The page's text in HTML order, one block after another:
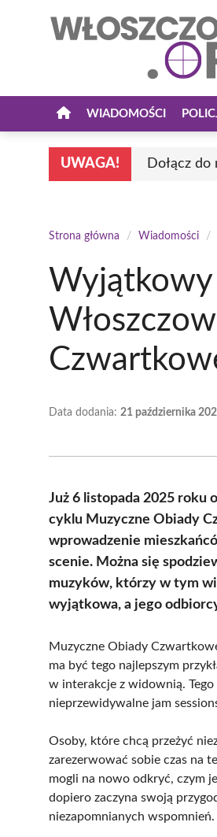
WIADOMOŚCI
UWAGA! Dołącz
Strona główna / Wiadomości /
Data dodania: 21 października
Już 6 listopada 2025 roku
cyklu Muzyczne Obiady
wprowadzenie
scenie. Można się
muzyków, którzy w tym
wyjątkowa, a jego
Muzyczne Obiady
ma być tego najlepszym
w interakcje z widownią. Tego
nieprzewidywalne jam
Osoby, które chcą przeżyć
zarezerwować sobie czas na
mogli na nowo odkryć, czym
dopiero zaczyna swoją
niezapomnianych wspomnień.